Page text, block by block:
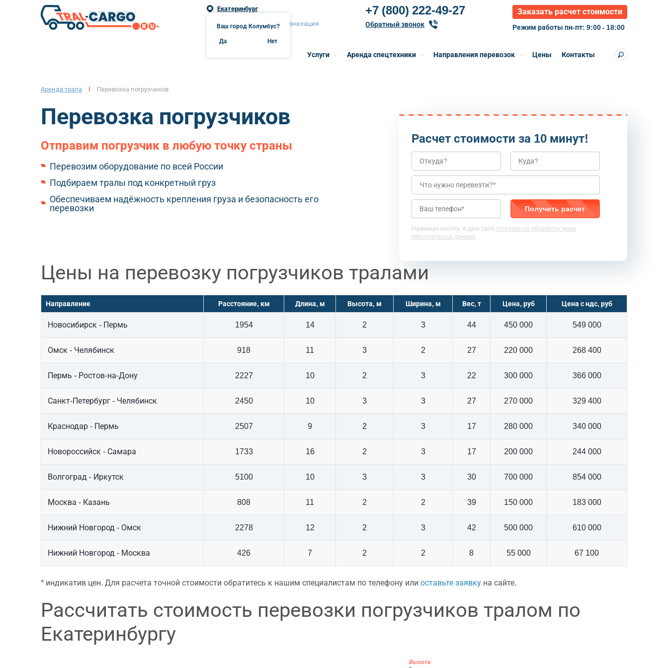
Екатеринбург
Ваш город Колумбус?
Да Нет
г. Екатеринбург онлайн-организация
+7 (800) 222-49-27
Обратный звонок
Заказать расчет стоимости
Режим работы пн-пт: 9:00 - 18:00
Услуги Аренда спецтехники Направления перевозок Цены Контакты
Аренда трала / Перевозка погрузчиков
Перевозка погрузчиков
Отправим погрузчик в любую точку страны
Перевозим оборудование по всей России
Подбираем тралы под конкретный груз
Обеспечиваем надёжность крепления груза и безопасность его
перевозки
Расчет стоимости за 10 минут!
Нажимая кнопку, я даю своё согласие на обработку моих
персональных данных
Цены на перевозку погрузчиков тралами
Направление Расстояние, км Длина, м Высота, м Ширина, м Вес, т Цена, руб Цена с ндс, руб
Новосибирск - Пермь 1954 14 2 3 44 450 000 549 000
Омск - Челябинск 918 11 3 2 27 220 000 268 400
Пермь - Ростов-на-Дону 2227 10 2 3 22 300 000 366 000
Санкт-Петербург - Челябинск 2450 10 3 3 27 270 000 329 400
Краснодар - Пермь 2507 9 2 3 17 280 000 340 000
Новороссийск - Самара 1733 16 2 3 17 200 000 244 000
Волгоград - Иркутск 5100 10 3 3 30 700 000 854 000
Москва - Казань 808 11 2 2 39 150 000 183 000
Нижний Новгород - Омск 2278 12 2 3 42 500 000 610 000
Нижний Новгород - Москва 426 7 2 2 8 55 000 67 100
* индикатив цен. Для расчета точной стоимости обратитесь к нашим специалистам по телефону или оставьте заявку на сайте.
Рассчитать стоимость перевозки погрузчиков тралом по
Екатеринбургу
Высота